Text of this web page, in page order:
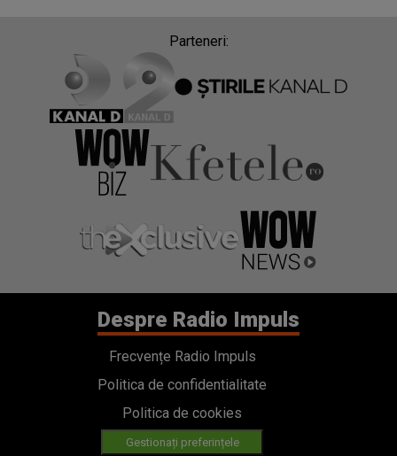
Parteneri:
Despre Radio Impuls
Frecvențe Radio Impuls
Politica de confidentialitate
Politica de cookies
Gestionați preferințele